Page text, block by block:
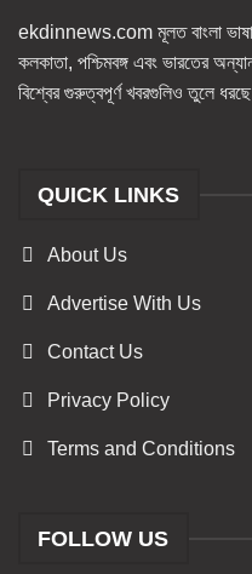
ekdinnews.com মূলত বাংলা ভাষায়
কলকাতা, পশ্চিমবঙ্গ এবং ভারতের
বিশ্বের গুরুত্বপূর্ণ খবরগুলিও তুলে
QUICK LINKS
About Us
Advertise With Us
Contact Us
Privacy Policy
Terms and Conditions
FOLLOW US